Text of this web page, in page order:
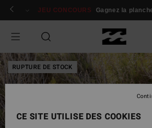
Passer
produit
Se connecter / s'inscrire
JEU CONCOURS Gagnez la
RUPTURE DE STOCK
CE SITE UTILISE DES COOKIES